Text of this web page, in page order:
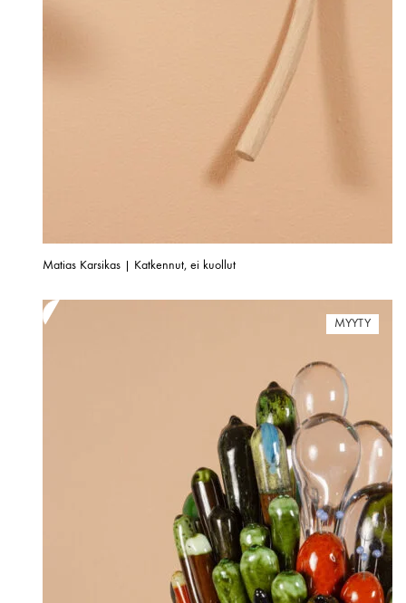
Matias Karsikas | Katkennut, ei kuollut
MYYTY